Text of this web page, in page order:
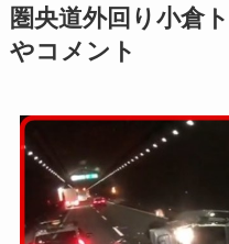
圏央道外回り小倉
やコメント